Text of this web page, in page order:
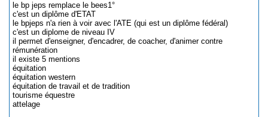
le bp jeps remplace le bees1°
c'est un diplôme d'ETAT
le bpjeps n'a rien à voir avec l'ATE (qui est un diplôme fédéral)
c'est un diplome de niveau IV
il permet d'enseigner, d'encadrer, de coacher, d'animer contre
rémunération
il existe 5 mentions
équitation
équitation western
équitation de travail et de tradition
tourisme équestre
attelage